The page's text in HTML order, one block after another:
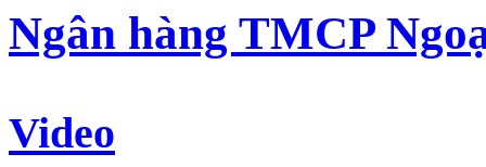
Ngân hàng TMCP
Video